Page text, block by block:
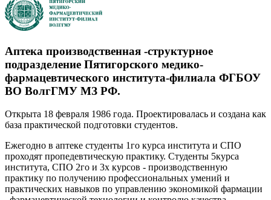
Аптека производственная -структурное
подразделение Пятигорского медико-
фармацевтического института-филиала ФГБОУ
ВО ВолгГМУ МЗ РФ.
Открыта 18 февраля 1986 года. Проектировалась и создана как
база практической подготовки студентов.
Ежегодно в аптеке студенты 1го курса института и СПО
проходят пропедевтическую практику. Студенты 5курса
института, СПО 2го и 3х курсов - производственную
практику по получению профессиональных умений и
практических навыков по управлению экономикой фармации